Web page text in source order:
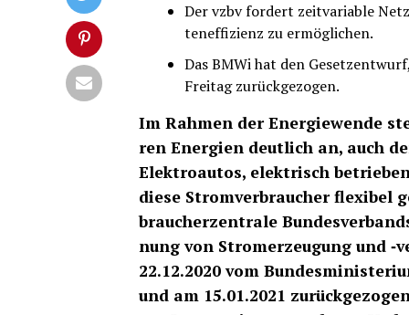
Der vzbv for­dert zeit­va­ria­ble
ten­ef­fi­zi­enz zu ermöglichen.
Das BMWi hat den
Frei­tag zurückgezogen.
Im Rah­men der Ener­gie­wen­de
ren Ener­gien deut­lich an, auch
Elek­tro­au­tos, elek­trisch
die­se Strom­ver­brau­cher fle­xi­bel
brau­cher­zen­tra­le
nung von Strom­erzeu­gung und
22.12.2020 vom
und am 15.01.2021